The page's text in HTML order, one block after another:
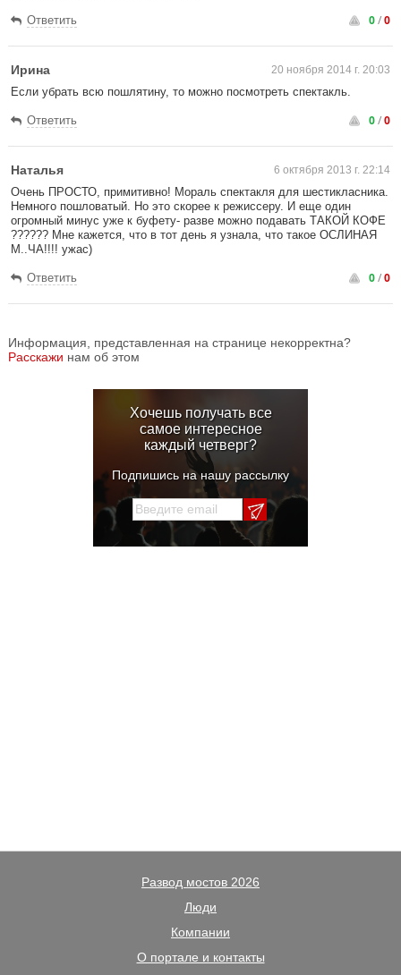
Ответить 0/0
Ирина 20 ноября 2014 г. 20:03
Если убрать всю пошлятину, то можно посмотреть спектакль.
Ответить 0/0
Наталья 6 октября 2013 г. 22:14
Очень ПРОСТО, примитивно! Мораль спектакля для шестикласника.
Немного пошловатый. Но это скорее к режиссеру. И еще один
огромный минус уже к буфету- разве можно подавать ТАКОЙ КОФЕ
?????? Мне кажется, что в тот день я узнала, что такое ОСЛИНАЯ
М..ЧА!!!! ужас)
Ответить 0/0
Информация, представленная на странице некорректна?
Расскажи нам об этом
Хочешь получать все
самое интересное
каждый четверг?
Подпишись на нашу рассылку
Развод мостов 2026
Люди
Компании
О портале и контакты